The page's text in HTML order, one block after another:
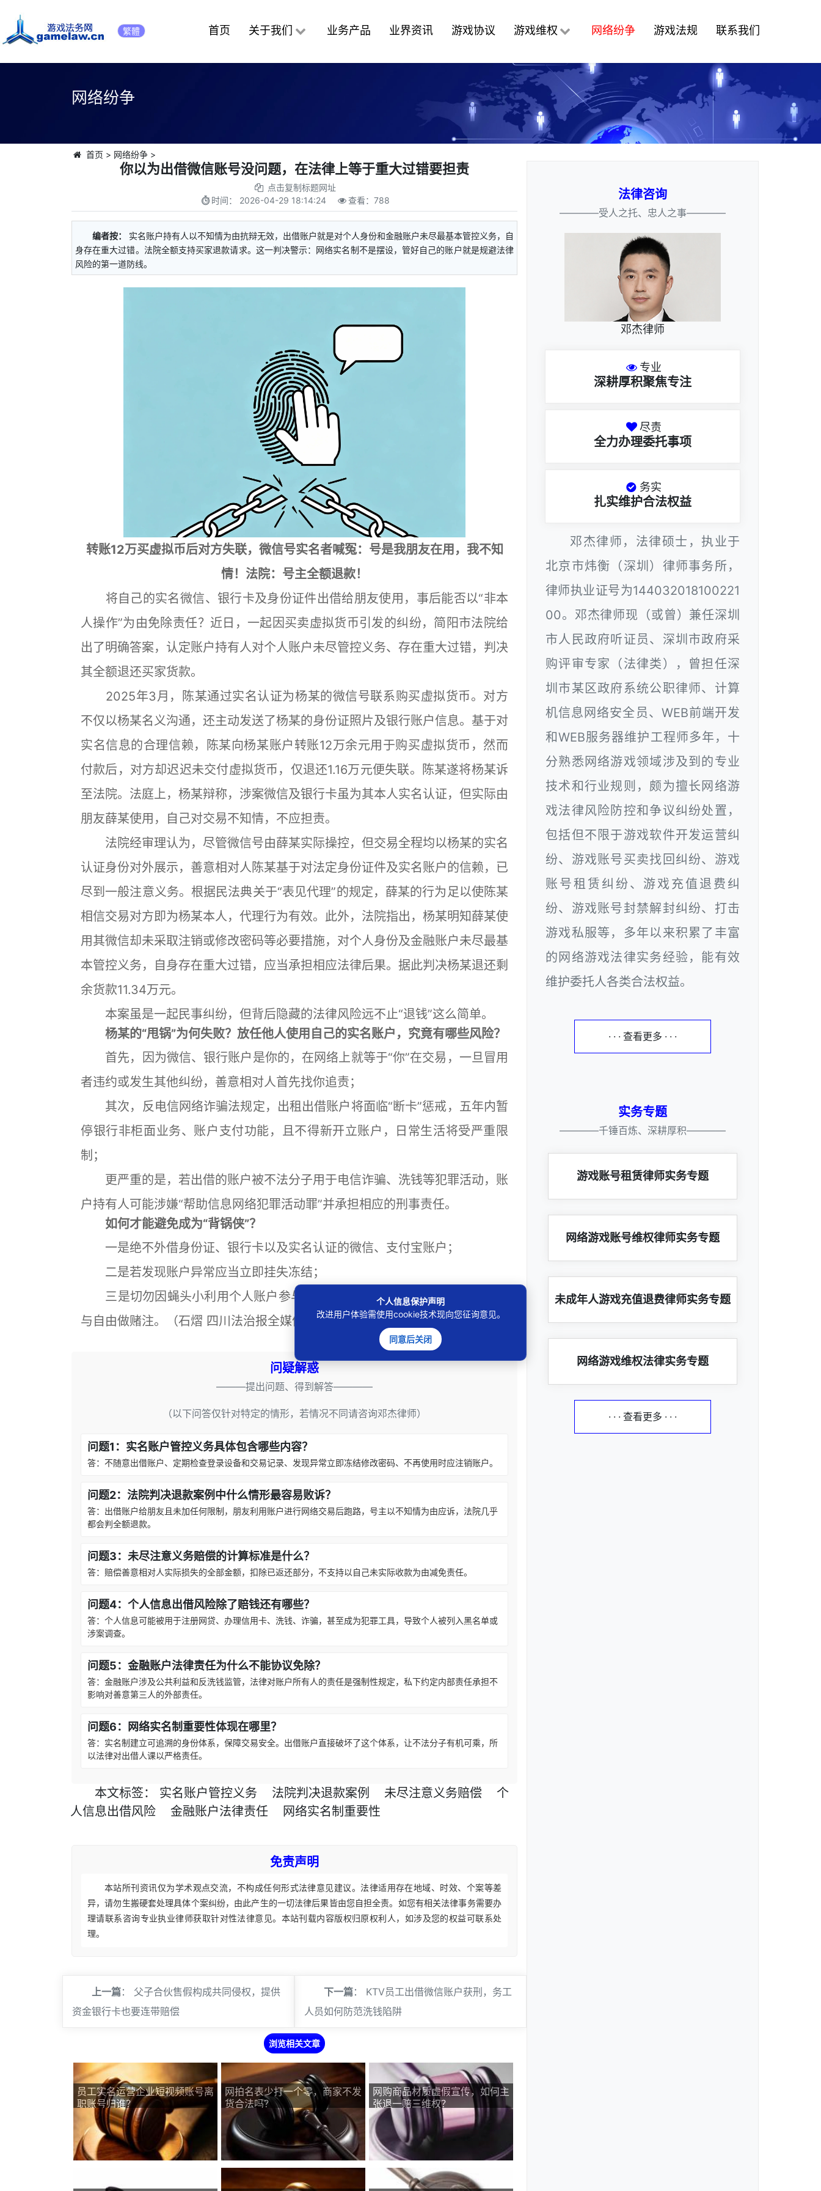
繁體 首页 关于我们 业务产品 业界资讯 游戏协议 游戏维权 网络纷争 游戏法规 联系我们
网络纷争
首页 > 网络纷争>
你以为出借微信账号没问题，在法律上等于重大过错要担责
点击复制标题网址
时间： 2026-04-29 18:14:24 查看： 788
编者按：
实名账户持有人以不知情为由抗辩无效，出借账户就是对个人身份和金融账户未尽最基本管控义务，自
身存在重大过错。法院全额支持买家退款请求。这一判决警示：网络实名制不是摆设，管好自己的账户就是规避法律
风险的第一道防线。
转账12万买虚拟币后对方失联，微信号实名者喊冤：号是我朋友在用，我不知
情！法院：号主全额退款！
将自己的实名微信、银行卡及身份证件出借给朋友使用，事后能否以“非本
人操作”为由免除责任？近日，一起因买卖虚拟货币引发的纠纷，简阳市法院给
出了明确答案，认定账户持有人对个人账户未尽管控义务、存在重大过错，判决
其全额退还买家货款。
2025年3月，陈某通过实名认证为杨某的微信号联系购买虚拟货币。对方
不仅以杨某名义沟通，还主动发送了杨某的身份证照片及银行账户信息。基于对
实名信息的合理信赖，陈某向杨某账户转账12万余元用于购买虚拟货币，然而
付款后，对方却迟迟未交付虚拟货币，仅退还1.16万元便失联。陈某遂将杨某诉
至法院。法庭上，杨某辩称，涉案微信及银行卡虽为其本人实名认证，但实际由
朋友薛某使用，自己对交易不知情，不应担责。
法院经审理认为，尽管微信号由薛某实际操控，但交易全程均以杨某的实名
认证身份对外展示，善意相对人陈某基于对法定身份证件及实名账户的信赖，已
尽到一般注意义务。根据民法典关于“表见代理”的规定，薛某的行为足以使陈某
相信交易对方即为杨某本人，代理行为有效。此外，法院指出，杨某明知薛某使
用其微信却未采取注销或修改密码等必要措施，对个人身份及金融账户未尽最基
本管控义务，自身存在重大过错，应当承担相应法律后果。据此判决杨某退还剩
余货款11.34万元。
本案虽是一起民事纠纷，但背后隐藏的法律风险远不止“退钱”这么简单。
杨某的“甩锅”为何失败？放任他人使用自己的实名账户，究竟有哪些风险？
首先，因为微信、银行账户是你的，在网络上就等于“你”在交易，一旦冒用
者违约或发生其他纠纷，善意相对人首先找你追责；
其次，反电信网络诈骗法规定，出租出借账户将面临“断卡”惩戒，五年内暂
停银行非柜面业务、账户支付功能，且不得新开立账户，日常生活将受严重限
制；
更严重的是，若出借的账户被不法分子用于电信诈骗、洗钱等犯罪活动，账
户持有人可能涉嫌“帮助信息网络犯罪活动罪”并承担相应的刑事责任。
如何才能避免成为“背锅侠”？
一是绝不外借身份证、银行卡以及实名认证的微信、支付宝账户；
二是若发现账户异常应当立即挂失冻结；
三是切勿因蝇头小利用个人账户参与所谓“刷单”“跑分”等兼职，拿个人信用
与自由做赌注。（石熠 四川法治报全媒体记者 周夕又）
问疑解惑
———提出问题、得到解答————
（以下问答仅针对特定的情形，若情况不同请咨询邓杰律师）
问题1：实名账户管控义务具体包含哪些内容？
答：不随意出借账户、定期检查登录设备和交易记录、发现异常立即冻结修改密码、不再使用时应注销账户。
问题2：法院判决退款案例中什么情形最容易败诉？
答：出借账户给朋友且未加任何限制，朋友利用账户进行网络交易后跑路，号主以不知情为由应诉，法院几乎
都会判全额退款。
问题3：未尽注意义务赔偿的计算标准是什么？
答：赔偿善意相对人实际损失的全部金额，扣除已返还部分，不支持以自己未实际收款为由减免责任。
问题4：个人信息出借风险除了赔钱还有哪些？
答：个人信息可能被用于注册网贷、办理信用卡、洗钱、诈骗，甚至成为犯罪工具，导致个人被列入黑名单或
涉案调查。
问题5：金融账户法律责任为什么不能协议免除？
答：金融账户涉及公共利益和反洗钱监管，法律对账户所有人的责任是强制性规定，私下约定内部责任承担不
影响对善意第三人的外部责任。
问题6：网络实名制重要性体现在哪里？
答：实名制建立可追溯的身份体系，保障交易安全。出借账户直接破坏了这个体系，让不法分子有机可乘，所
以法律对出借人课以严格责任。
本文标签： 实名账户管控义务 法院判决退款案例 未尽注意义务赔偿
个
人信息出借风险
金融账户法律责任 网络实名制重要性
免责声明
本站所刊资讯仅为学术观点交流，不构成任何形式法律意见建议。法律适用存在地域、时效、个案等差
异，请勿生搬硬套处理具体个案纠纷，由此产生的一切法律后果皆由您自担全责。如您有相关法律事务需要办
理请联系咨询专业执业律师获取针对性法律意见。本站刊载内容版权归原权利人，如涉及您的权益可联系处
理。
上一篇： 父子合伙售假构成共同侵权，提供
资金银行卡也要连带赔偿
下一篇： KTV员工出借微信账户获刑，务工
人员如何防范洗钱陷阱
浏览相关文章
员工实名运营企业短视频账号离
职账号归谁？
网拍名表少打一个零，商家不发
货合法吗？
网购商品材质虚假宣传，如何主
张退一赔三维权？
法律咨询
————受人之托、忠人之事————
邓杰律师
专业
深耕厚积聚焦专注
尽责
全力办理委托事项
务实
扎实维护合法权益
邓杰律师，法律硕士，执业于
北京市炜衡（深圳）律师事务所，
律师执业证号为144032018100221
00。邓杰律师现（或曾）兼任深圳
市人民政府听证员、深圳市政府采
购评审专家（法律类），曾担任深
圳市某区政府系统公职律师、计算
机信息网络安全员、WEB前端开发
和WEB服务器维护工程师多年，十
分熟悉网络游戏领域涉及到的专业
技术和行业规则，颇为擅长网络游
戏法律风险防控和争议纠纷处置，
包括但不限于游戏软件开发运营纠
纷、游戏账号买卖找回纠纷、游戏
账号租赁纠纷、游戏充值退费纠
纷、游戏账号封禁解封纠纷、打击
游戏私服等，多年以来积累了丰富
的网络游戏法律实务经验，能有效
维护委托人各类合法权益。
· · · 查看更多 · · ·
实务专题
————千锤百炼、深耕厚积————
游戏账号租赁律师实务专题
网络游戏账号维权律师实务专题
未成年人游戏充值退费律师实务专题
网络游戏维权法律实务专题
· · · 查看更多 · · ·
个人信息保护声明
改进用户体验需使用cookie技术现向您征询意见。
同意后关闭